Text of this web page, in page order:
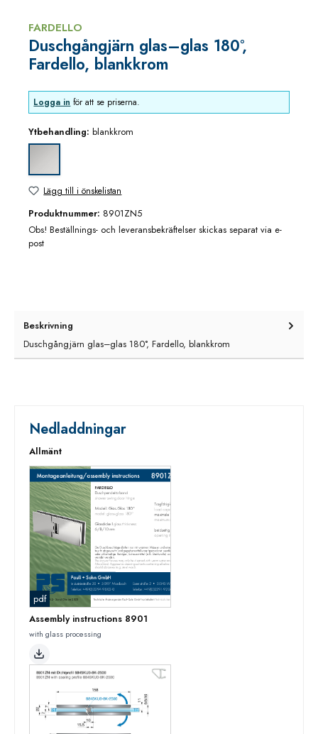
FARDELLO
Duschgångjärn glas–glas 180°,
Fardello, blankkrom
Logga in för att se priserna.
Ytbehandling: blankkrom
Lägg till i önskelistan
Produktnummer: 8901ZN5
Obs! Beställnings- och leveransbekräftelser skickas separat via e-
post
Beskrivning
Duschgångjärn glas–glas 180°, Fardello, blankkrom
Nedladdningar
Allmänt
pdf
Assembly instructions 8901
with glass processing